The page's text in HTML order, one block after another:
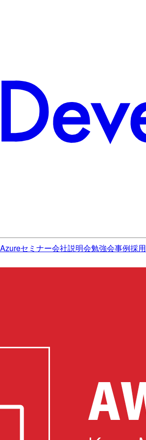
Azureセミナー会社説明会勉強会事例採用